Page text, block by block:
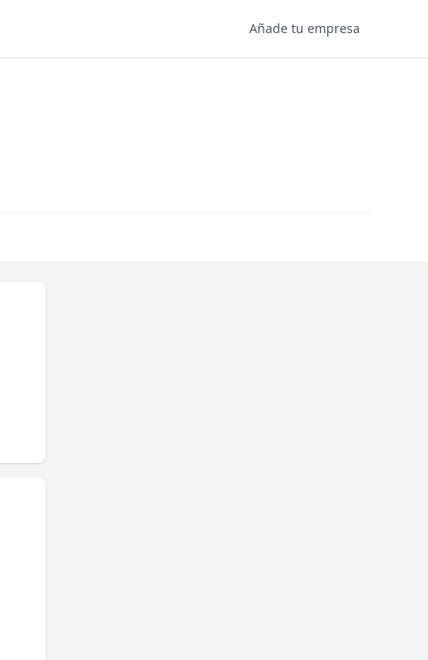
Añade tu empresa